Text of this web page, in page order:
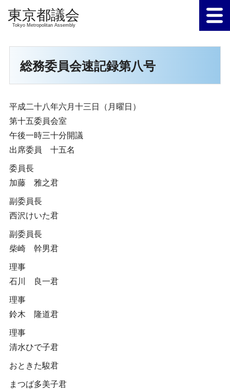
Tokyo Metropolitan Assembly
総務委員会速記録第八号
平成二十八年六月十三日（月曜日）
第十五委員会室
午後一時三十分開議
出席委員 十五名
委員長
加藤 雅之君
副委員長
西沢けいた君
副委員長
柴崎 幹男君
理事
石川 良一君
理事
鈴木 隆道君
理事
清水ひで子君
おときた駿君
まつば多美子君